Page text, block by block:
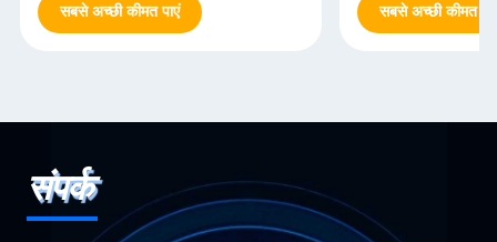
सबसे अच्छी कीमत पाएं सबसे अच्छी कीमत पाएं
संपर्क